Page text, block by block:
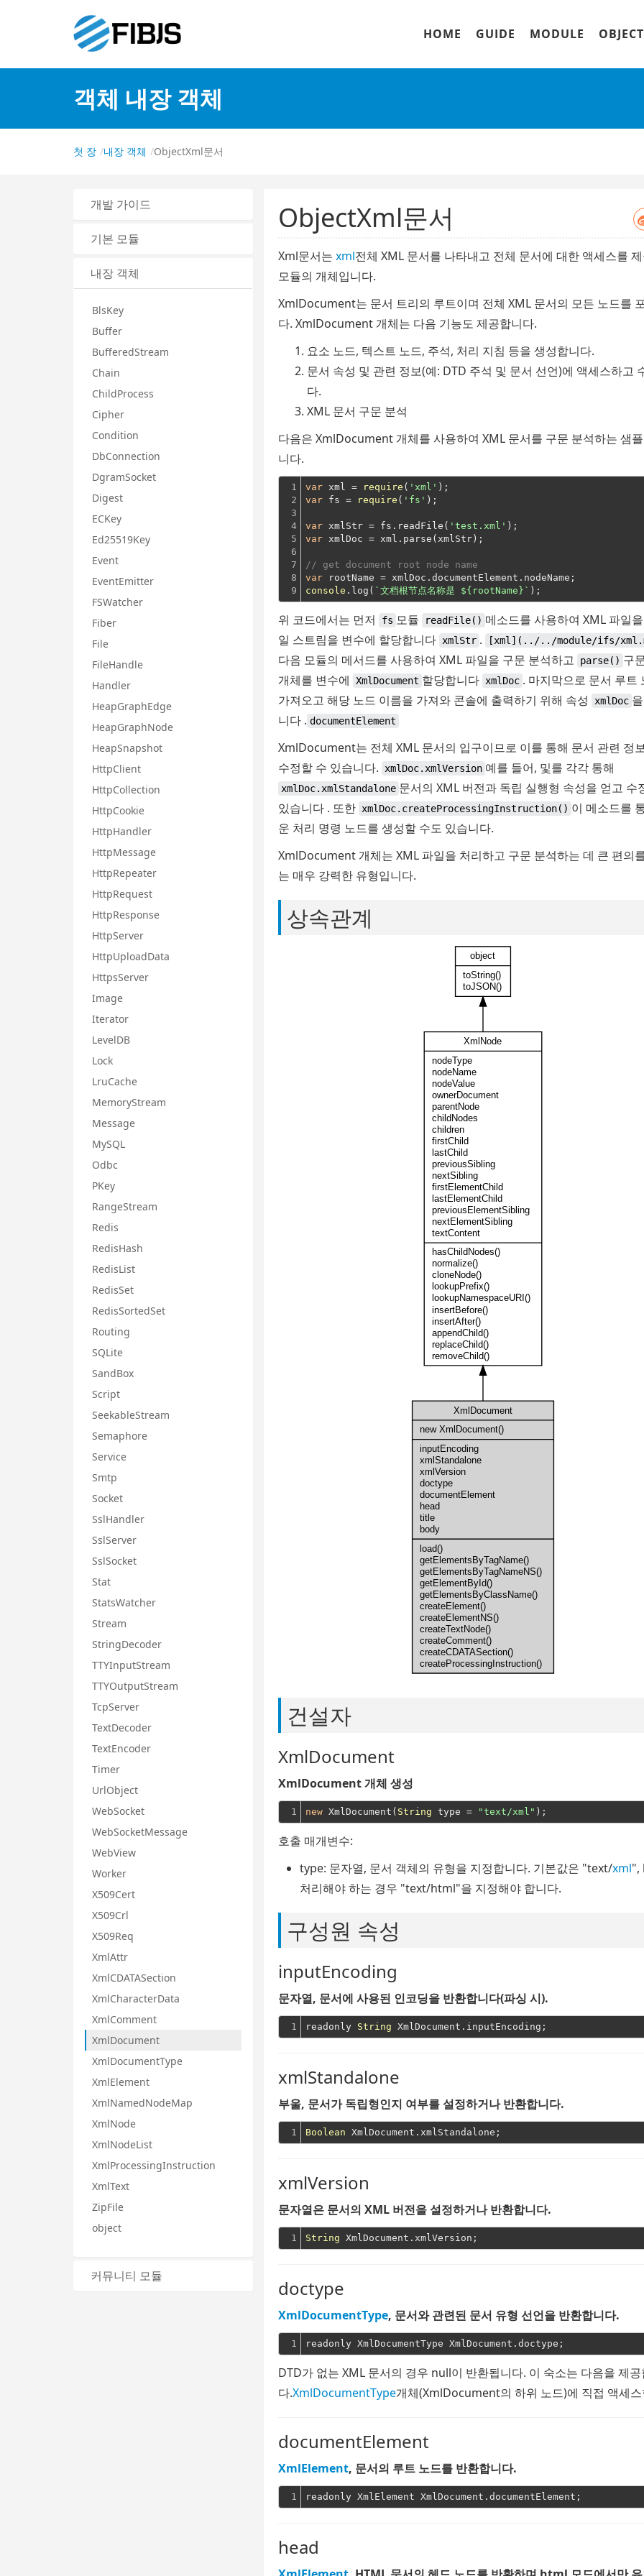
HOME GUIDE MODULE OBJECT
객체 내장 객체
첫 장 내장 객체 ObjectXml문서
개발 가이드
기본 모듈
내장 객체
BlsKey
Buffer
BufferedStream
Chain
ChildProcess
Cipher
Condition
DbConnection
DgramSocket
Digest
ECKey
Ed25519Key
Event
EventEmitter
FSWatcher
Fiber
File
FileHandle
Handler
HeapGraphEdge
HeapGraphNode
HeapSnapshot
HttpClient
HttpCollection
HttpCookie
HttpHandler
HttpMessage
HttpRepeater
HttpRequest
HttpResponse
HttpServer
HttpUploadData
HttpsServer
Image
Iterator
LevelDB
Lock
LruCache
MemoryStream
Message
MySQL
Odbc
PKey
RangeStream
Redis
RedisHash
RedisList
RedisSet
RedisSortedSet
Routing
SQLite
SandBox
Script
SeekableStream
Semaphore
Service
Smtp
Socket
SslHandler
SslServer
SslSocket
Stat
StatsWatcher
Stream
StringDecoder
TTYInputStream
TTYOutputStream
TcpServer
TextDecoder
TextEncoder
Timer
UrlObject
WebSocket
WebSocketMessage
WebView
Worker
X509Cert
X509Crl
X509Req
XmlAttr
XmlCDATASection
XmlCharacterData
XmlComment
XmlDocument
XmlDocumentType
XmlElement
XmlNamedNodeMap
XmlNode
XmlNodeList
XmlProcessingInstruction
XmlText
ZipFile
object
커뮤니티 모듈
ObjectXml문서
Xml문서는 xml전체 XML 문서를 나타내고 전체 문서에 대한 액세스를
모듈의 개체입니다.
XmlDocument는 문서 트리의 루트이며 전체 XML 문서의 모든 노드를
다. XmlDocument 개체는 다음 기능도 제공합니다.
요소 노드, 텍스트 노드, 주석, 처리 지침 등을 생성합니다.
문서 속성 및 관련 정보(예: DTD 주석 및 문서 선언)에 액세스하고
다.
XML 문서 구문 분석
다음은 XmlDocument 개체를 사용하여 XML 문서를 구문 분석하는 샘
니다.
1
2
3
4
5
6
7
8
9
var xml = require ( 'xml'
var fs = require ( 'fs' );
var xmlStr = fs.readFile( 'test.xml'
var xmlDoc = xml.parse(xmlStr);
// get document root node name
var
console .log( `文档根节点名称是 ${rootName} `
위 코드에서는 먼저 fs 모듈 readFile() 메소드를 사용하여 XML 파일
일 스트림을 변수에 할당합니다 xmlStr . [xml](../../module/ifs/
다음 모듈의 메서드를 사용하여 XML 파일을 구문 분석하고 parse() 구
개체를 변수에
XmlDocument 할당합니다 xmlDoc . 마지막으로 문서 루트
가져오고 해당 노드 이름을 가져와 콘솔에 출력하기 위해 속성
xmlDoc 을
니다 . documentElement
XmlDocument는 전체 XML 문서의 입구이므로 이를 통해 문서 관련 정
수정할 수 있습니다.
xmlDoc.xmlVersion 예를 들어, 및를 각각 통해
xmlDoc.xmlStandalone 문서의 XML 버전과 독립 실행형 속성을 얻고 수
있습니다 . 또한 xmlDoc.createProcessingInstruction() 이 메소드를
운 처리 명령 노드를 생성할 수도 있습니다.
XmlDocument 개체는 XML 파일을 처리하고 구문 분석하는 데 큰 편의
는 매우 강력한 유형입니다.
상속관계
object
toString()
toJSON()
XmlNode
nodeType
nodeName
nodeValue
ownerDocument
parentNode
childNodes
children
firstChild
lastChild
previousSibling
nextSibling
firstElementChild
lastElementChild
previousElementSibling
nextElementSibling
textContent
hasChildNodes()
normalize()
cloneNode()
lookupPrefix()
lookupNamespaceURI()
insertBefore()
insertAfter()
appendChild()
replaceChild()
removeChild()
XmlDocument
new XmlDocument()
inputEncoding
xmlStandalone
xmlVersion
doctype
documentElement
head
title
body
load()
getElementsByTagName()
getElementsByTagNameNS()
getElementById()
getElementsByClassName()
createElement()
createElementNS()
createTextNode()
createComment()
createCDATASection()
createProcessingInstruction()
건설자
XmlDocument
XmlDocument 개체 생성
1 new XmlDocument( String type = "text/xml"
호출 매개변수:
type: 문자열, 문서 객체의 유형을 지정합니다. 기본값은 "text/xml",
처리해야 하는 경우 "text/html"을 지정해야 합니다.
구성원 속성
inputEncoding
문자열, 문서에 사용된 인코딩을 반환합니다(파싱 시).
1 readonly String
xmlStandalone
부울, 문서가 독립형인지 여부를 설정하거나 반환합니다.
1 Boolean
xmlVersion
문자열은 문서의 XML 버전을 설정하거나 반환합니다.
1 String
doctype
XmlDocumentType, 문서와 관련된 문서 유형 선언을 반환합니다.
1
DTD가 없는 XML 문서의 경우 null이 반환됩니다. 이 숙소는 다음을 제공
다.XmlDocumentType개체(XmlDocument의 하위 노드)에 직접 액세스
documentElement
XmlElement, 문서의 루트 노드를 반환합니다.
1
head